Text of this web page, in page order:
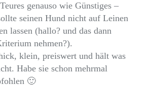
genauso wie Günstiges –
seinen Hund nicht auf Leinen
lassen (hallo? und das dann
nehmen?).
klein, preiswert und hält was
Habe sie schon mehrmal
🙂